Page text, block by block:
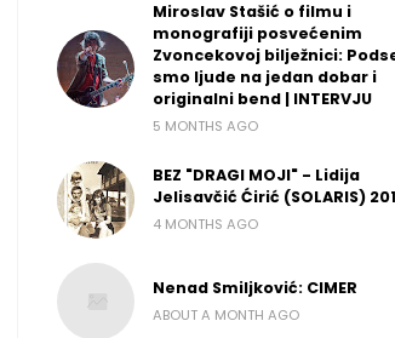
Miroslav Stašić o filmu i
monografiji posvećenim
Zvoncekovoj bilježnici:
smo ljude na jedan dobar i
originalni bend | INTERVJU
5 MONTHS AGO
BEZ "DRAGI MOJI" - Lidija
Jelisavčić Ćirić (SOLARIS)
4 MONTHS AGO
Nenad Smiljković: CIMER
ABOUT A MONTH AGO